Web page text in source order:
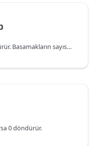
En yüksek bir sonraki sayıyı döndürür. Basamakların sayısı belirlenebilir.
0 döndürür.